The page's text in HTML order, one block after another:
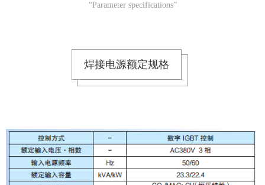
“Parameter specifications”
焊接电源额定规格